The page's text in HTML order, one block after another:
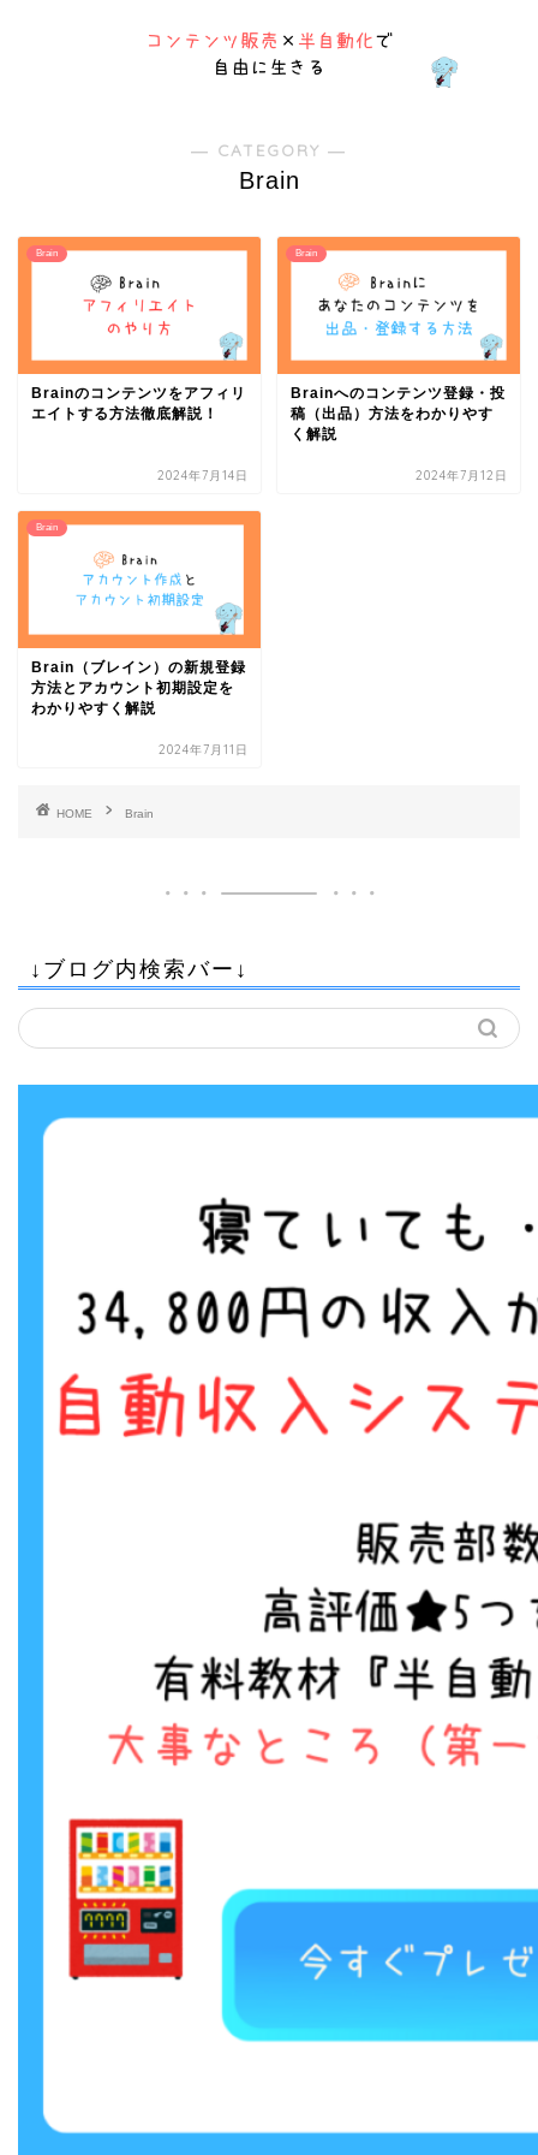
― CATEGORY ―
Brain
Brain
Brainのコンテンツをアフィリ
エイトする方法徹底解説！
2024年7月14日
Brain
Brainへのコンテンツ登録・投
稿（出品）方法をわかりやす
く解説
2024年7月12日
Brain
Brain（ブレイン）の新規登録
方法とアカウント初期設定を
わかりやすく解説
2024年7月11日
HOME Brain
↓ブログ内検索バー↓